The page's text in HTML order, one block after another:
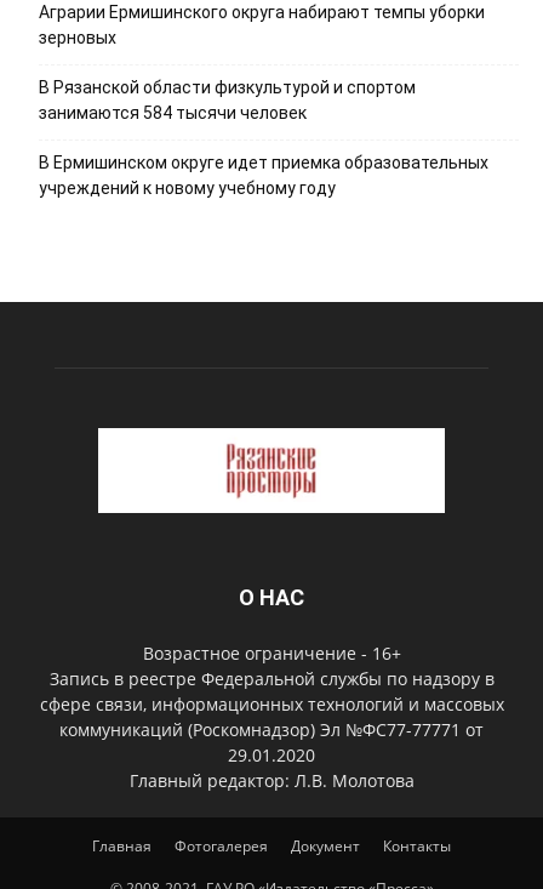
Аграрии Ермишинского округа набирают темпы уборки
зерновых
В Рязанской области физкультурой и спортом
занимаются 584 тысячи человек
В Ермишинском округе идет приемка образовательных
учреждений к новому учебному году
О НАС
Возрастное ограничение - 16+
Запись в реестре Федеральной службы по надзору в
сфере связи, информационных технологий и массовых
коммуникаций (Роскомнадзор) Эл №ФС77-77771 от
29.01.2020
Главный редактор: Л.В. Молотова
Главная Фотогалерея Документ Контакты